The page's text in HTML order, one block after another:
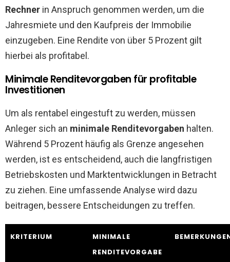
Rechner in Anspruch genommen werden, um die
Jahresmiete und den Kaufpreis der Immobilie
einzugeben. Eine Rendite von über 5 Prozent gilt
hierbei als profitabel.
Minimale Renditevorgaben für profitable
Investitionen
Um als rentabel eingestuft zu werden, müssen
Anleger sich an minimale Renditevorgaben halten.
Während 5 Prozent häufig als Grenze angesehen
werden, ist es entscheidend, auch die langfristigen
Betriebskosten und Marktentwicklungen in Betracht
zu ziehen. Eine umfassende Analyse wird dazu
beitragen, bessere Entscheidungen zu treffen.
KRITERIUM
MINIMALE
RENDITEVORGABE